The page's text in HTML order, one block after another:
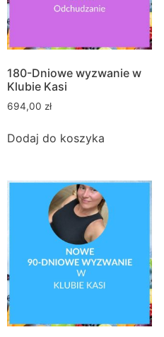
180-Dniowe wyzwanie w
Klubie Kasi
694,00 zł
Dodaj do koszyka